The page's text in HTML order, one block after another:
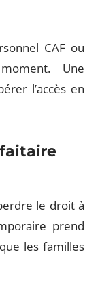
CAF ou
Une
l’accès en
le droit à
prend
les familles